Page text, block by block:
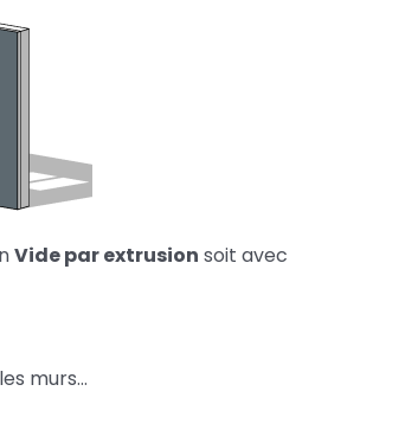
Vide par extrusion soit avec
murs…